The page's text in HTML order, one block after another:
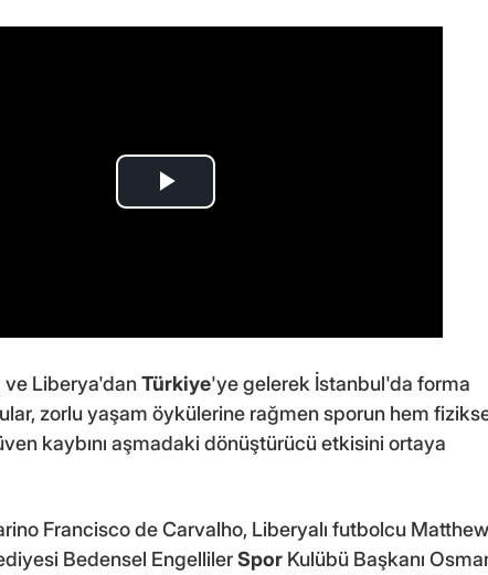
ve Liberya'danTürkiye'ye gelerek İstanbul'da forma
zorlu yaşam öykülerine rağmen sporun hem
kaybını aşmadaki dönüştürücü etkisini ortaya
Francisco de Carvalho, Liberyalı futbolcu Matthew
Bedensel EngellilerSpor Kulübü Başkanı